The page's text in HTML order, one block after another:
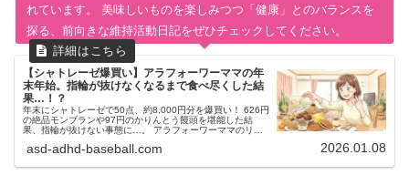
れています。 美味しいものを楽しみつつ「健康」とのバランスを
探る、前向きな維持活動日記をぜひチェックしてください。
【シャトレーゼ爆買い】アラフォーワーママの年
末年始。指輪が抜けなくなるまで食べ尽くした結
果…！？
年末にシャトレーゼで50点、約8,000円分を爆買い！ 626円
の絶品モンブランや97円のかりんとう饅頭を堪能した結
果、指輪が抜けない事態に…。 アラフォーワーママのリア
意を綴ります。
asd-adhd-baseball.com 2026.01.08